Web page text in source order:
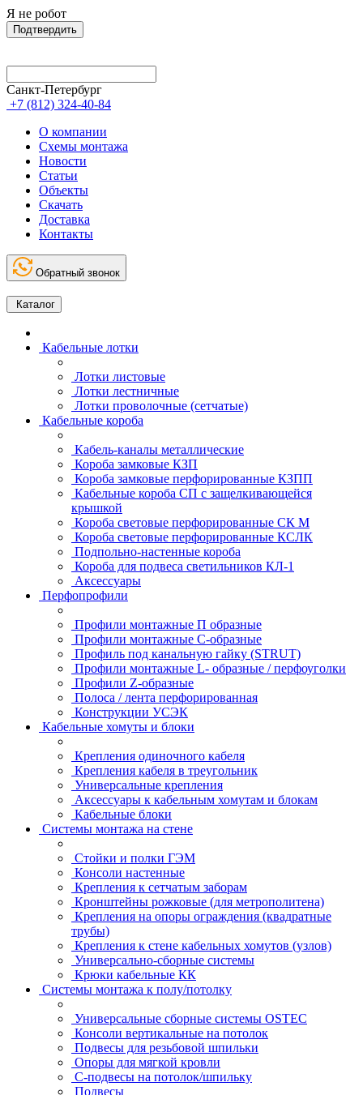
Я не робот
Подтвердить
Санкт-Петербург
+7 (812) 324-40-84
О компании
Схемы монтажа
Новости
Статьи
Объекты
Скачать
Доставка
Контакты
Обратный звонок
Каталог
Кабельные лотки
Лотки листовые
Лотки лестничные
Лотки проволочные (сетчатые)
Кабельные короба
Кабель-каналы металлические
Короба замковые КЗП
Короба замковые перфорированные КЗПП
Кабельные короба СП с защелкивающейся
крышкой
Короба световые перфорированные СК М
Короба световые перфорированные КСЛК
Подпольно-настенные короба
Короба для подвеса светильников КЛ-1
Аксессуары
Перфопрофили
Профили монтажные П образные
Профили монтажные C-образные
Профиль под канальную гайку (STRUT)
Профили монтажные L- образные / перфоуголки
Профили Z-образные
Полоса / лента перфорированная
Конструкции УСЭК
Кабельные хомуты и блоки
Крепления одиночного кабеля
Крепления кабеля в треугольник
Универсальные крепления
Аксессуары к кабельным хомутам и блокам
Кабельные блоки
Системы монтажа на стене
Стойки и полки ГЭМ
Консоли настенные
Крепления к сетчатым заборам
Кронштейны рожковые (для метрополитена)
Крепления на опоры ограждения (квадратные
трубы)
Крепления к стене кабельных хомутов (узлов)
Универсально-сборные системы
Крюки кабельные КК
Системы монтажа к полу/потолку
Универсальные сборные системы OSTEC
Консоли вертикальные на потолок
Подвесы для резьбовой шпильки
Опоры для мягкой кровли
С-подвесы на потолок/шпильку
Подвесы